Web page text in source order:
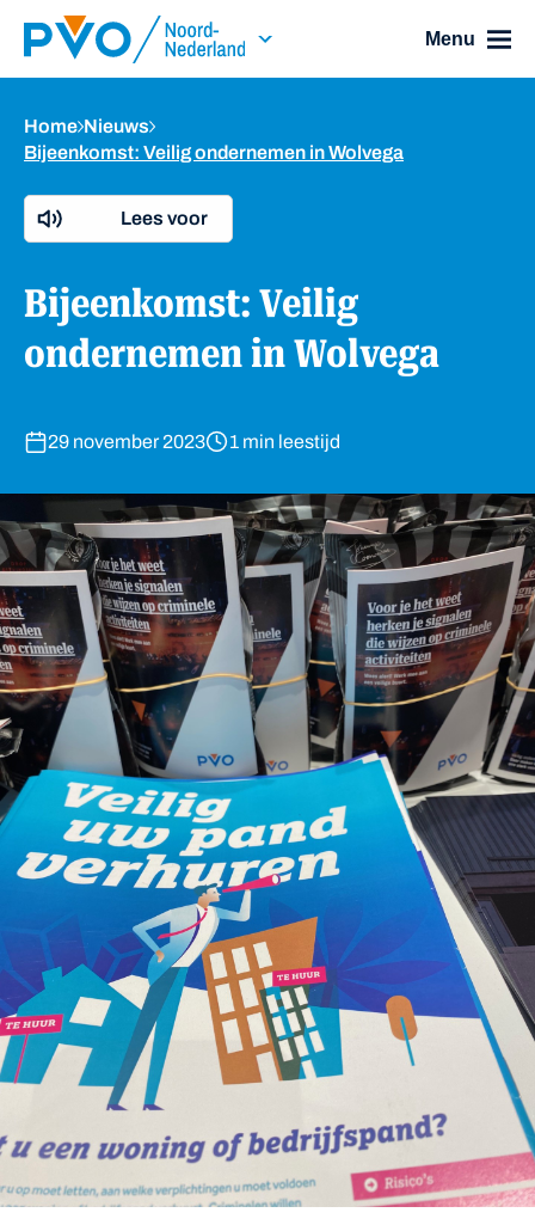
Skip Navigation or Skip to Content
Menu
Home
Nieuws
Bijeenkomst: Veilig ondernemen in Wolvega
Lees voor
Bijeenkomst: Veilig
ondernemen in Wolvega
29 november 2023 1 min leestijd